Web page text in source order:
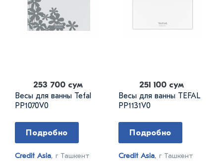
253 700 сум
Весы для ванны Tefal
PP1070V0
Подробно
Credit Asia, г Ташкент
251 100 сум
Весы для ванны TEFAL
PP1131V0
Подробно
Credit Asia, г Ташкент